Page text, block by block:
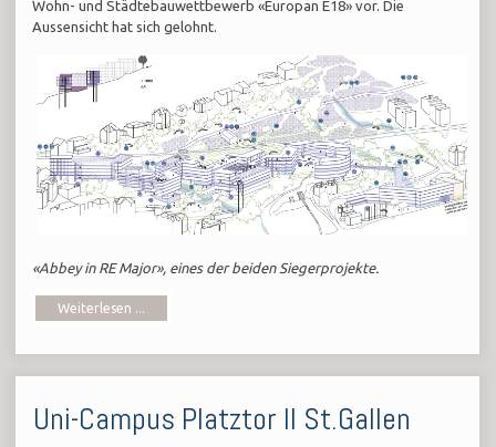
Wohn- und Städtebauwettbewerb «Europan E18» vor. Die
Aussensicht hat sich gelohnt.
«Abbey in RE Major», eines der beiden Siegerprojekte.
Weiterlesen ...
Uni-Campus Platztor II St.Gallen